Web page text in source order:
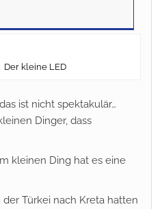
Der kleine LED
ist nicht spektakulär…
Dinger, dass
kleinen Ding hat es eine
Türkei nach Kreta hatten